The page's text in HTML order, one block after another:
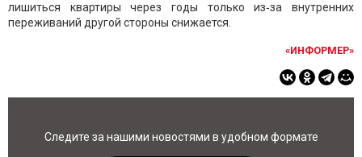
лишиться квартиры через годы только из‑за внутренних
переживаний другой стороны снижается.
«ИНФОРМЕР»
Следите за нашими новостями в удобном формате